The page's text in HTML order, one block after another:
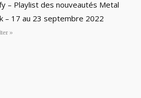
– Playlist des nouveautés Metal
– 17 au 23 septembre 2022
»